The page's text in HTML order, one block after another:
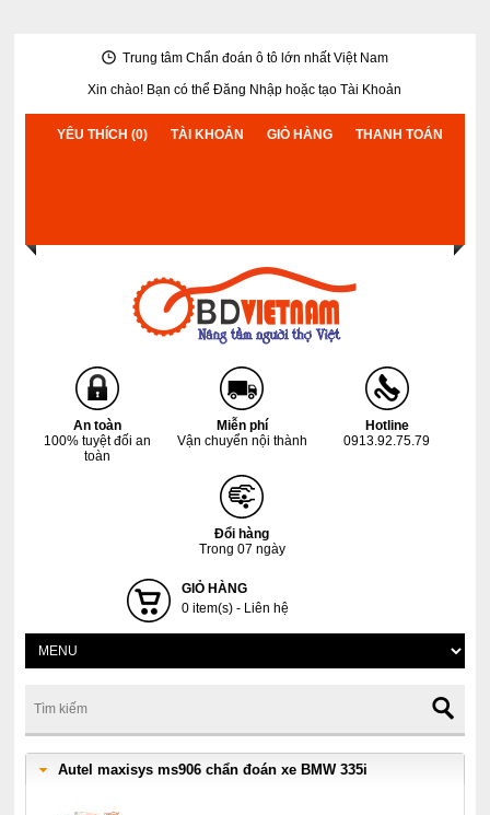
Trung tâm Chẩn đoán ô tô lớn nhất Việt Nam
Xin chào! Bạn có thểĐăng Nhập hoặctạo Tài Khoản
YÊU THÍCH (0) TÀI KHOẢN GIỎ HÀNG THANH TOÁN
An toàn
100% tuyệt đối an
toàn
Miễn phí
Vận chuyển nội thành
Hotline
0913.92.75.79
Đổi hàng
Trong 07 ngày
GIỎ HÀNG
0 item(s) - Liên hệ
Autel maxisys ms906 chẩn đoán xe BMW 335i